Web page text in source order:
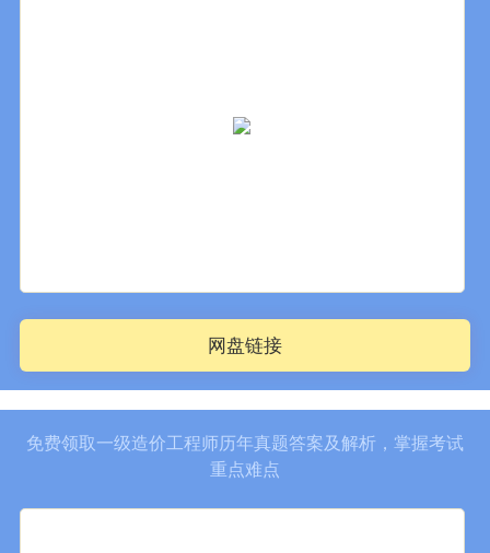
网盘链接
免费领取一级造价工程师历年真题答案及解析，掌握考试
重点难点